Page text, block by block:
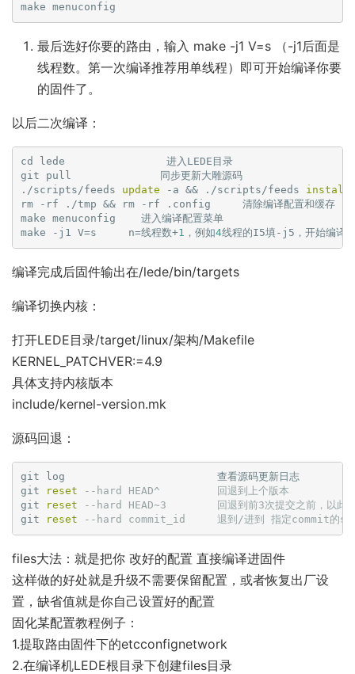
最后选好你要的路由，输入 make -j1 V=s （-j1后面是
线程数。第一次编译推荐用单线程）即可开始编译你要
的固件了。
以后二次编译：
cd lede                进入LEDE目录
git pull              同步更新大雕源码
./scripts/feeds update -a && ./scripts/feeds install
rm -rf ./tmp && rm -rf .config     清除编译配置和缓存
make menuconfig    进入编译配置菜单
make -j1 V=s     n=线程数+1 ，例如4
编译完成后固件输出在/lede/bin/targets
编译切换内核：
打开LEDE目录/target/linux/架构/Makefile
KERNEL_PATCHVER:=4.9
具体支持内核版本
include/kernel-version.mk
源码回退：
git log                        查看源码更新日志
git
reset
--hard HEAD^         回退到上个版本
git
reset
--hard HEAD~3        回退到前3次提交之前，以此类
git
reset --hard commit_id     退到/进到 指定commit的sha码
files大法：就是把你 改好的配置 直接编译进固件
这样做的好处就是升级不需要保留配置，或者恢复出厂设
置，缺省值就是你自己设置好的配置
固化某配置教程例子：
1.提取路由固件下的etcconfignetwork
2.在编译机LEDE根目录下创建files目录